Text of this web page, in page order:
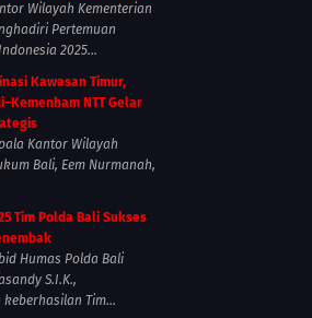
Wilayah Kementerian
Pertemuan
2025...
Kawasan Timur,
NTT Gelar
Kantor Wilayah
Bali, Eem Nurmanah,
Tim Polda Bali Sukses
Humas Polda Bali
S.I.K.,
Tim...